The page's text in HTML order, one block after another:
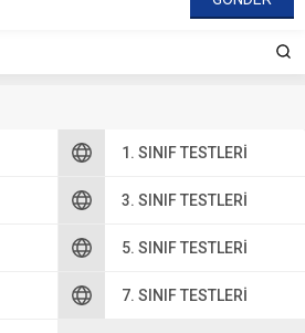
1. SINIF TESTLERI
3. SINIF TESTLERI
5. SINIF TESTLERI
7. SINIF TESTLERI